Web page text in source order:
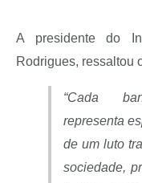
A presidente do
Rodrigues, ressaltou
“Cada
representa
de um luto
sociedade,